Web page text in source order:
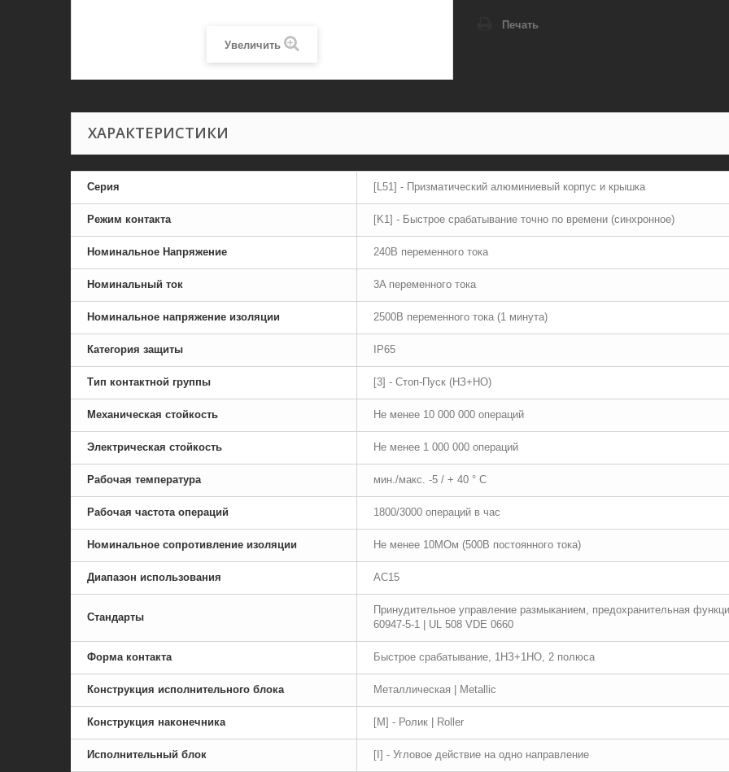
Увеличить
Печать
ХАРАКТЕРИСТИКИ
Серия [L51] - Призматический алюминиевый корпус и крышка
Режим контакта [K1] - Быстрое срабатывание точно по времени (синхронное)
Номинальное Напряжение 240В переменного тока
Номинальный ток 3A переменного тока
Номинальное напряжение изоляции 2500В переменного тока (1 минута)
Категория защиты IP65
Тип контактной группы [3] - Стоп-Пуск (НЗ+НО)
Механическая стойкость Не менее 10 000 000 операций
Электрическая стойкость Не менее 1 000 000 операций
Рабочая температура мин./макс. -5 / + 40 ° C
Рабочая частота операций 1800/3000 операций в час
Номинальное сопротивление изоляции Не менее 10МОм (500В постоянного тока)
Диапазон использования АС15
Стандарты
Принудительное управление размыканием, предохранительная
60947-5-1 | UL 508 VDE 0660
Форма контакта Быстрое срабатывание, 1НЗ+1НО, 2 полюса
Конструкция исполнительного блока Металлическая | Metallic
Конструкция наконечника [M] - Ролик | Roller
Исполнительный блок [I] - Угловое действие на одно направление